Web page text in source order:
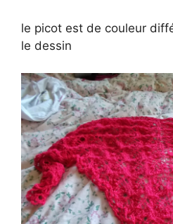
V
i
d
le picot est de couleur
le dessin